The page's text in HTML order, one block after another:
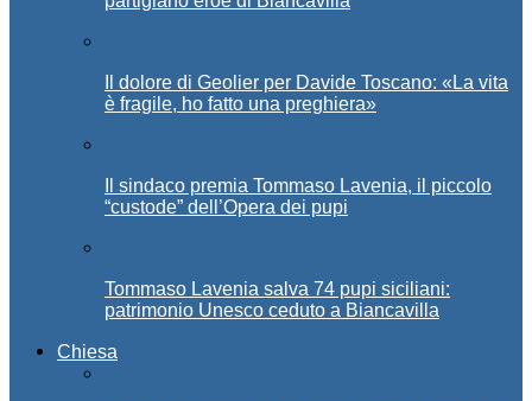
Il dolore di Geolier per Davide Toscano: «La vita
è fragile, ho fatto una preghiera»
Il sindaco premia Tommaso Lavenia, il piccolo
“custode” dell’Opera dei pupi
Tommaso Lavenia salva 74 pupi siciliani:
patrimonio Unesco ceduto a Biancavilla
Chiesa